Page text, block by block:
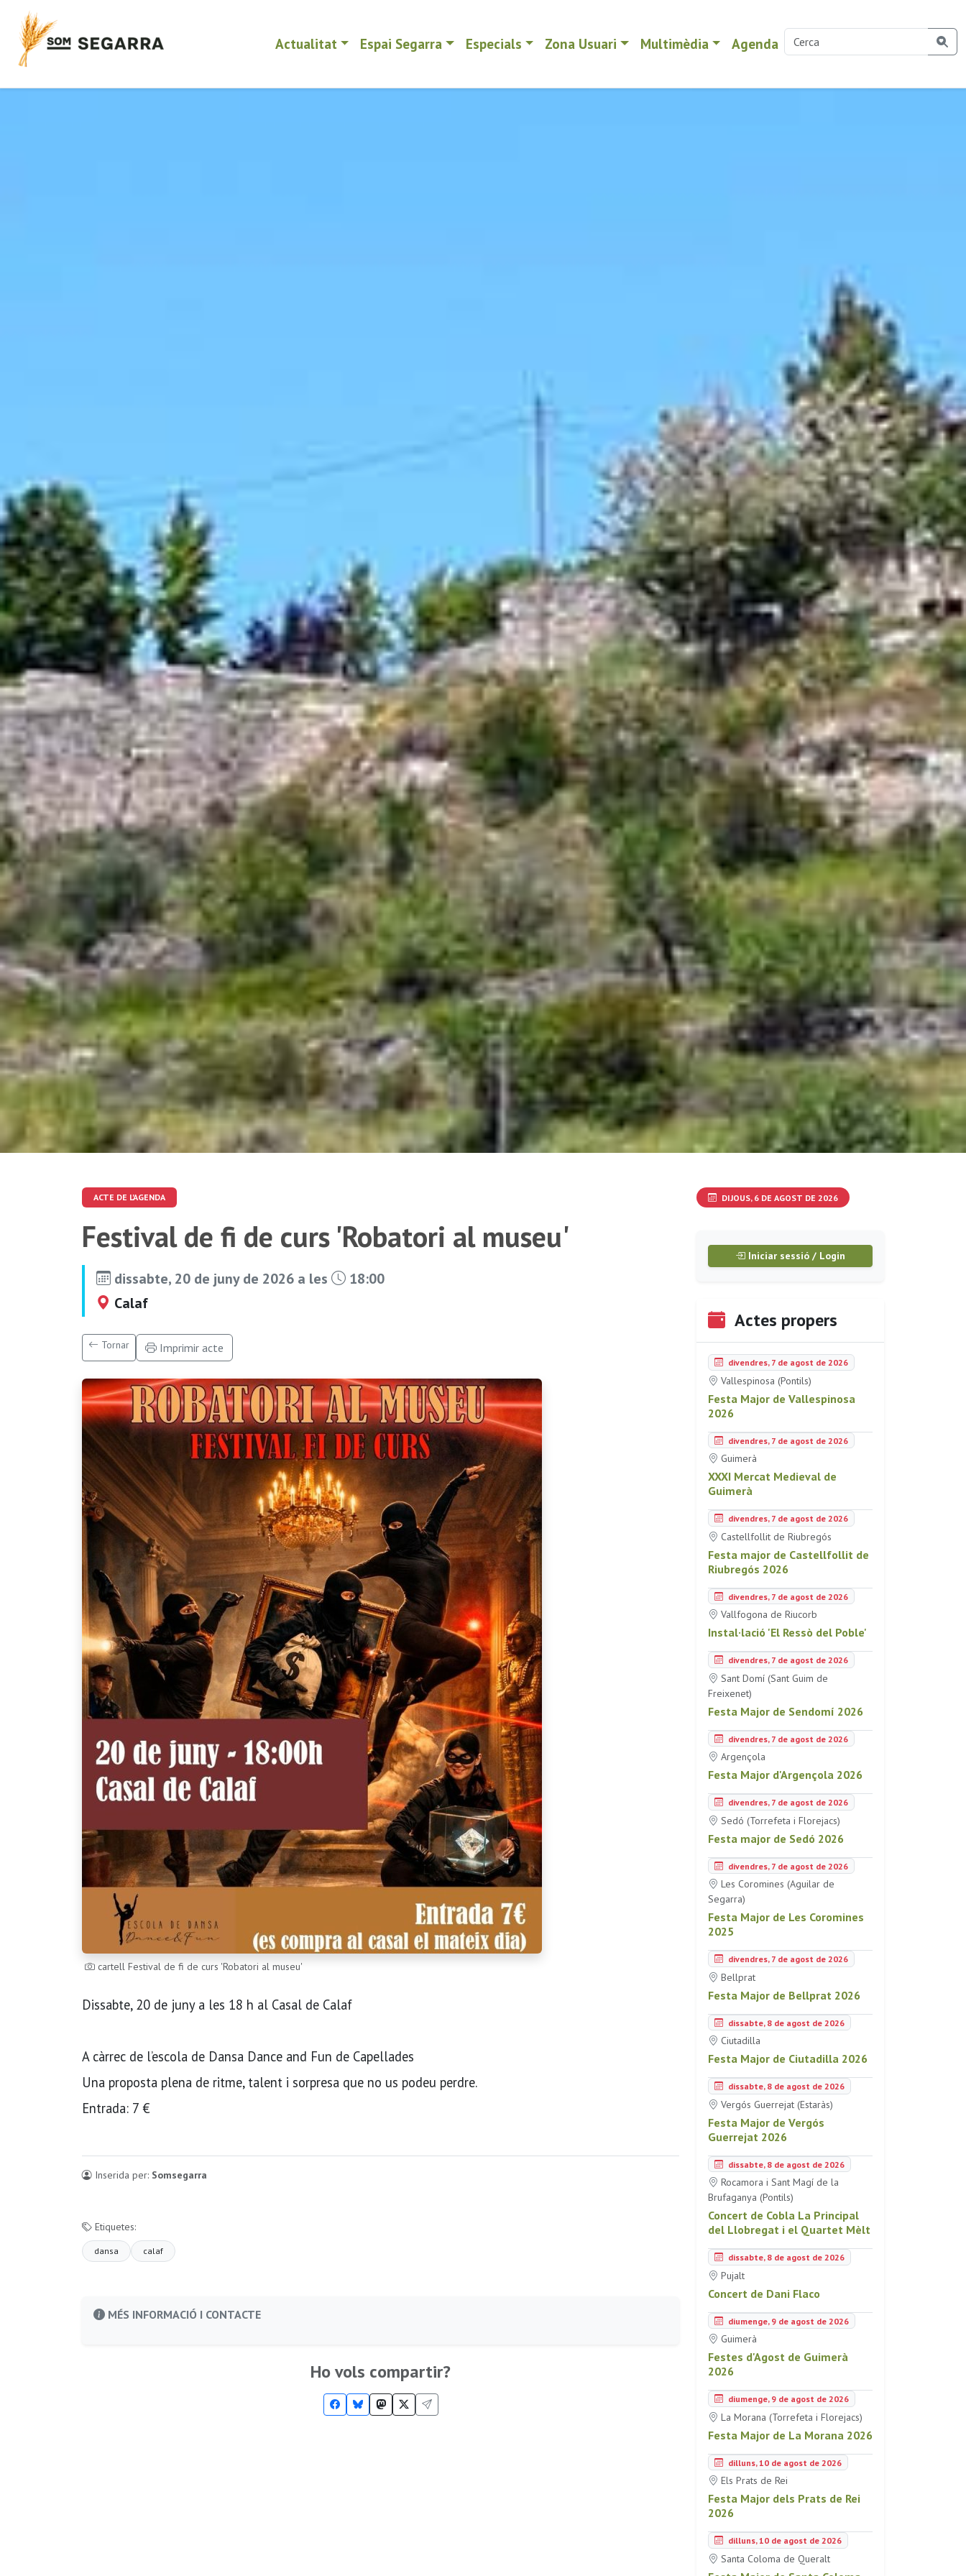
Actualitat Espai Segarra Especials Zona Usuari Multimèdia Agenda
ACTE DE L'AGENDA
Festival de fi de curs 'Robatori al museu'
dissabte, 20 de juny de 2026 a les
18:00
Calaf
Tornar Imprimir acte
cartell Festival de fi de curs 'Robatori al museu'
Dissabte, 20 de juny a les 18 h al Casal de Calaf
A càrrec de l’escola de Dansa Dance and Fun de Capellades
Una proposta plena de ritme, talent i sorpresa que no us podeu perdre.
Entrada: 7 €
Inserida per: Somsegarra
Etiquetes:
dansa calaf
MÉS INFORMACIÓ I CONTACTE
Ho vols compartir?
DIJOUS, 6 DE AGOST DE 2026
Iniciar sessió / Login
Actes propers
divendres, 7 de agost de 2026
Vallespinosa (Pontils)
Festa Major de Vallespinosa
2026
divendres, 7 de agost de 2026
Guimerà
XXXI Mercat Medieval de
Guimerà
divendres, 7 de agost de 2026
Castellfollit de Riubregós
Festa major de Castellfollit de
Riubregós 2026
divendres, 7 de agost de 2026
Vallfogona de Riucorb
Instal·lació 'El Ressò del Poble'
divendres, 7 de agost de 2026
Sant Domí (Sant Guim de
Freixenet)
Festa Major de Sendomí 2026
divendres, 7 de agost de 2026
Argençola
Festa Major d'Argençola 2026
divendres, 7 de agost de 2026
Sedó (Torrefeta i Florejacs)
Festa major de Sedó 2026
divendres, 7 de agost de 2026
Les Coromines (Aguilar de
Segarra)
Festa Major de Les Coromines
2025
divendres, 7 de agost de 2026
Bellprat
Festa Major de Bellprat 2026
dissabte, 8 de agost de 2026
Ciutadilla
Festa Major de Ciutadilla 2026
dissabte, 8 de agost de 2026
Vergós Guerrejat (Estaràs)
Festa Major de Vergós
Guerrejat 2026
dissabte, 8 de agost de 2026
Rocamora i Sant Magí de la
Brufaganya (Pontils)
Concert de Cobla La Principal
del Llobregat i el Quartet Mèlt
dissabte, 8 de agost de 2026
Pujalt
Concert de Dani Flaco
diumenge, 9 de agost de 2026
Guimerà
Festes d'Agost de Guimerà
2026
diumenge, 9 de agost de 2026
La Morana (Torrefeta i Florejacs)
Festa Major de La Morana 2026
dilluns, 10 de agost de 2026
Els Prats de Rei
Festa Major dels Prats de Rei
2026
dilluns, 10 de agost de 2026
Santa Coloma de Queralt